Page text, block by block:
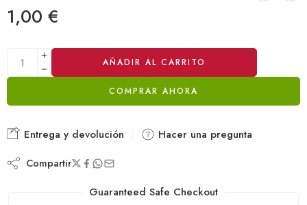
1,00 €
AÑADIR AL CARRITO
COMPRAR AHORA
Alternative:
Entrega y devolución Hacer una pregunta
Compartir
Guaranteed Safe Checkout